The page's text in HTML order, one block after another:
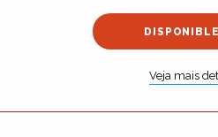
Veja mais